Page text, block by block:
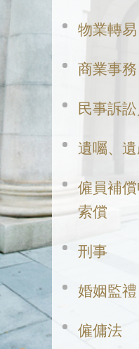
物業轉易
商業事務
民事訴
遺囑、
僱員補
索償
刑事
婚姻監禮
僱傭法